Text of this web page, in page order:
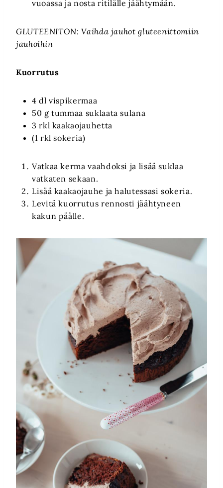
vuoassa ja nosta ritilälle jäähtymään.
GLUTEENITON: Vaihda jauhot gluteenittomiin
jauhoihin
Kuorrutus
4 dl vispikermaa
50 g tummaa suklaata sulana
3 rkl kaakaojauhetta
(1 rkl sokeria)
Vatkaa kerma vaahdoksi ja lisää suklaa
vatkaten sekaan.
Lisää kaakaojauhe ja halutessasi sokeria.
Levitä kuorrutus rennosti jäähtyneen
kakun päälle.